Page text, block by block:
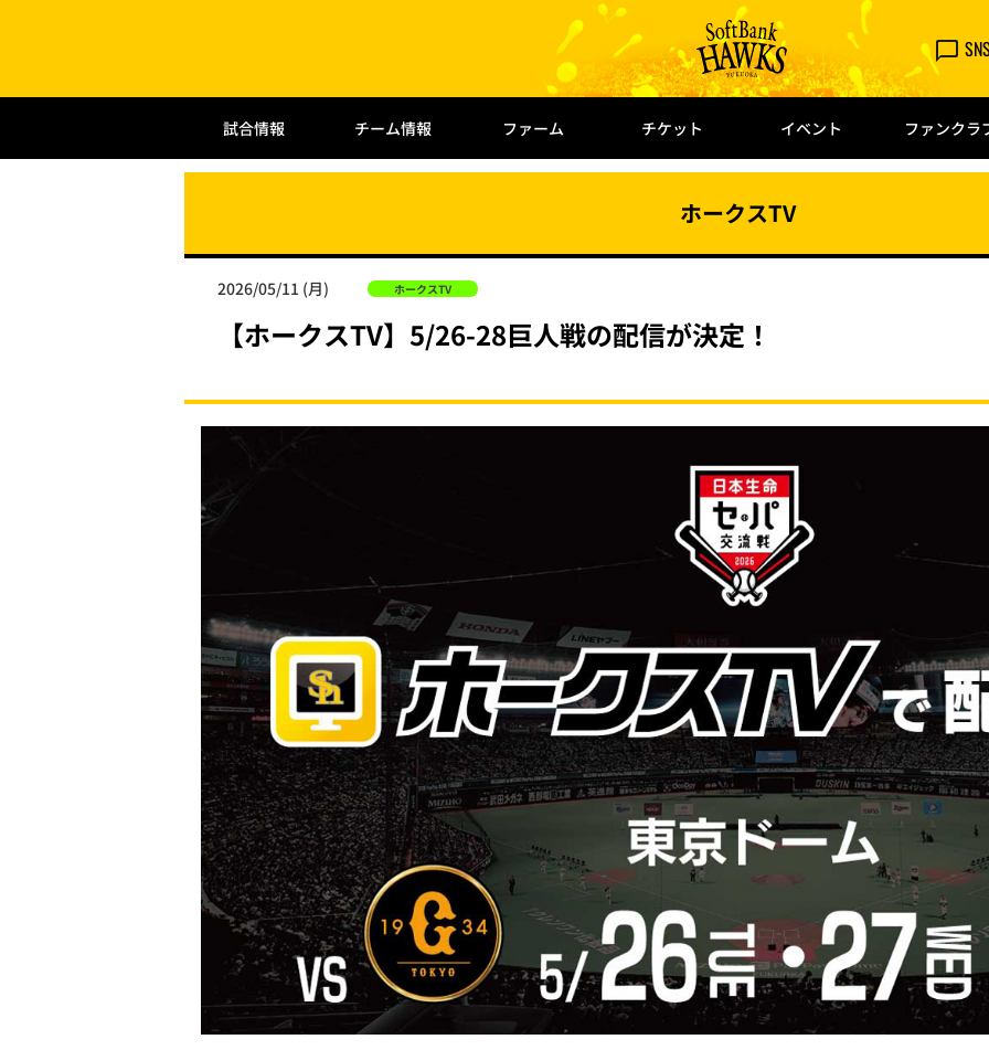
試合情報 チーム情報 ファーム チケット イベント ファンクラ
ホークスTV
2026/05/11 (月) ホークスTV
【ホークスTV】5/26-28巨人戦の配信が決定！